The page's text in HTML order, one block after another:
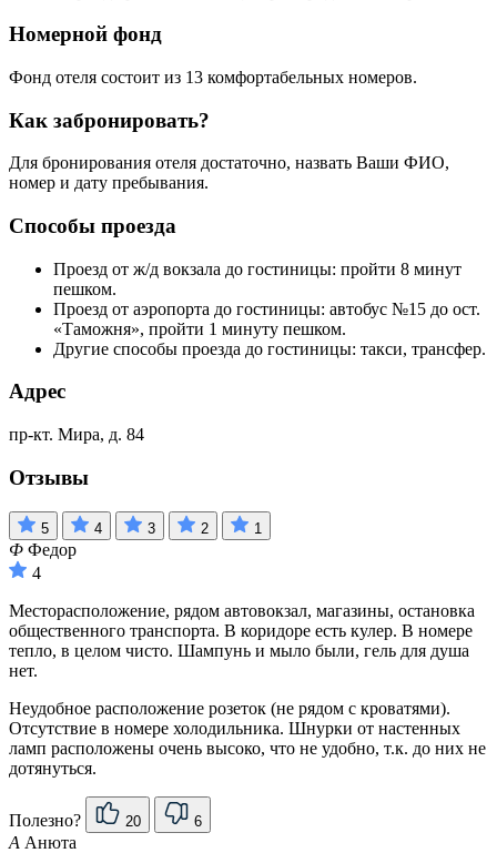
Номерной фонд
Фонд отеля состоит из 13 комфортабельных номеров.
Как забронировать?
Для бронирования отеля достаточно, назвать Ваши ФИО,
номер и дату пребывания.
Способы проезда
Проезд от ж/д вокзала до гостиницы: пройти 8 минут
пешком.
Проезд от аэропорта до гостиницы: автобус №15 до ост.
«Таможня», пройти 1 минуту пешком.
Другие способы проезда до гостиницы: такси, трансфер.
Адрес
пр-кт. Мира, д. 84
Отзывы
5 4 3 2 1
Ф Федор
4
Месторасположение, рядом автовокзал, магазины, остановка
общественного транспорта. В коридоре есть кулер. В номере
тепло, в целом чисто. Шампунь и мыло были, гель для душа
нет.
Неудобное расположение розеток (не рядом с кроватями).
Отсутствие в номере холодильника. Шнурки от настенных
ламп расположены очень высоко, что не удобно, т.к. до них не
дотянуться.
Полезно? 20 6
А Анюта